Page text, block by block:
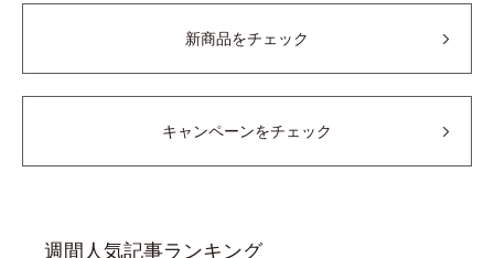
新商品をチェック
キャンペーンをチェック
週間人気記事ランキング